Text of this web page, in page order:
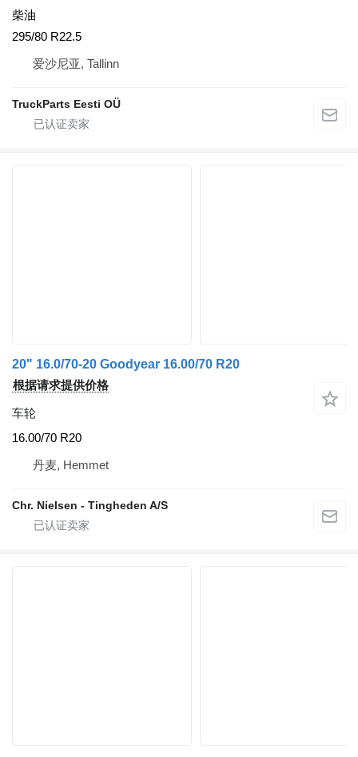
柴油
295/80 R22.5
爱沙尼亚, Tallinn
TruckParts Eesti OÜ
20" 16.0/70-20 Goodyear 16.00/70 R20
根据请求提供价格
车轮
16.00/70 R20
丹麦, Hemmet
Chr. Nielsen - Tingheden A/S